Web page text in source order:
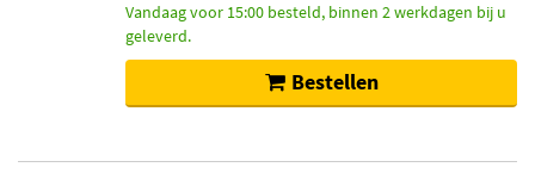
Vandaag voor 15:00 besteld, binnen 2 werkdagen bij u
geleverd.
Bestellen